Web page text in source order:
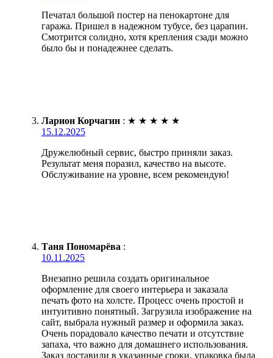
Печатал большой постер на пенокартоне для
гаража. Пришел в надежном тубусе, без царапин.
Смотрится солидно, хотя крепления сзади можно
было бы и понадежнее сделать.
Ларион Корчагин : ★ ★ ★ ★ ★
15.12.2025
Дружелюбный сервис, быстро приняли заказ.
Результат меня поразил, качество на высоте.
Обслуживание на уровне, всем рекомендую!
Таня Пономарёва :
10.11.2025
Внезапно решила создать оригинальное
оформление для своего интерьера и заказала
печать фото на холсте. Процесс очень простой и
интуитивно понятный. Загрузила изображение на
сайт, выбрала нужный размер и оформила заказ.
Очень порадовало качество печати и отсутствие
запаха, что важно для домашнего использования.
Заказ доставили в указанные сроки, упаковка была